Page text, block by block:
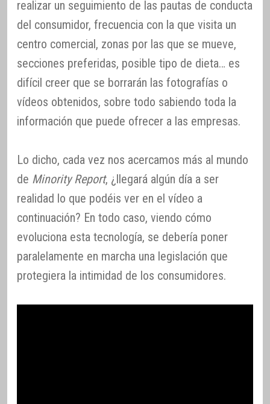
realizar un seguimiento de las pautas de conducta
del consumidor, frecuencia con la que visita un
centro comercial, zonas por las que se mueve,
secciones preferidas, posible tipo de dieta… es
difícil creer que se borrarán las fotografías o
vídeos obtenidos, sobre todo sabiendo toda la
información que puede ofrecer a las empresas.
Lo dicho, cada vez nos acercamos más al mundo
de Minority Report, ¿llegará algún día a ser
realidad lo que podéis ver en el vídeo a
continuación? En todo caso, viendo cómo
evoluciona esta tecnología, se debería poner
paralelamente en marcha una legislación que
protegiera la intimidad de los consumidores.